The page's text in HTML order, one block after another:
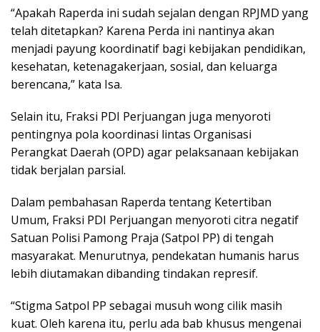
“Apakah Raperda ini sudah sejalan dengan RPJMD yang
telah ditetapkan? Karena Perda ini nantinya akan
menjadi payung koordinatif bagi kebijakan pendidikan,
kesehatan, ketenagakerjaan, sosial, dan keluarga
berencana,” kata Isa.
Selain itu, Fraksi PDI Perjuangan juga menyoroti
pentingnya pola koordinasi lintas Organisasi
Perangkat Daerah (OPD) agar pelaksanaan kebijakan
tidak berjalan parsial.
Dalam pembahasan Raperda tentang Ketertiban
Umum, Fraksi PDI Perjuangan menyoroti citra negatif
Satuan Polisi Pamong Praja (Satpol PP) di tengah
masyarakat. Menurutnya, pendekatan humanis harus
lebih diutamakan dibanding tindakan represif.
“Stigma Satpol PP sebagai musuh wong cilik masih
kuat. Oleh karena itu, perlu ada bab khusus mengenai